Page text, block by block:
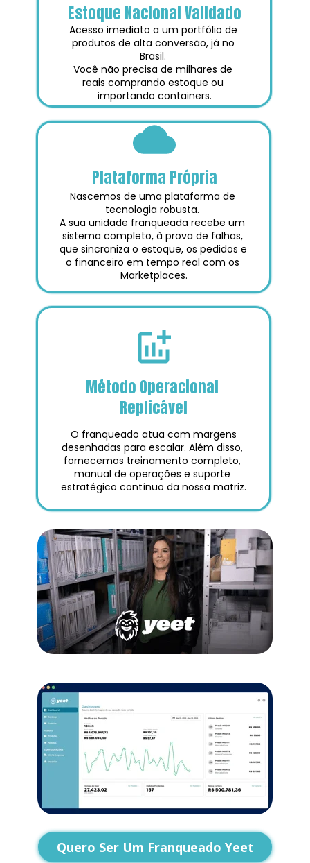
Estoque Nacional Validado
Acesso imediato a um portfólio de
produtos de alta conversão, já no
Brasil.
Você não precisa de milhares de
reais comprando estoque ou
importando containers.
Plataforma Própria
Método Operacional
Replicável
Nascemos de uma plataforma de
tecnologia robusta.
A sua unidade franqueada recebe um
sistema completo, à prova de falhas,
que sincroniza o estoque, os pedidos e
o financeiro em tempo real com os
Marketplaces.
desenhadas para escalar. Além disso,
fornecemos treinamento completo,
manual de operações e suporte
estratégico contínuo da nossa matriz.
Quero Ser Um Franqueado Yeet